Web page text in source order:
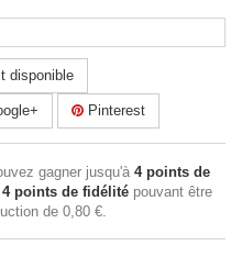
disponible
Pinterest
gagner jusqu'à 4points de
4points de fidélité pouvant être
de 0,80 €.